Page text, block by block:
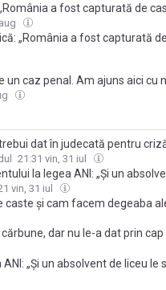
a fost capturată de
„România a fost capturată
un caz penal. Am ajuns aici cu
dat în judecată pentru
21:31 vin, 31 iul
la legea ANI: „Și un
vin, 31 iul
caste şi cam facem degeaba
dar nu le-a dat prin cap
înlocuiască
„Și un absolvent de liceu le